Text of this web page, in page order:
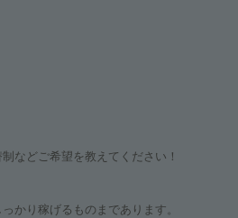
などご希望を教えてください！
かり稼げるものまであります。